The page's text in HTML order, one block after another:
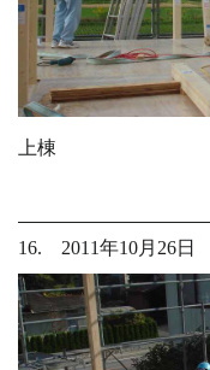
上棟
16. 2011年10月26日